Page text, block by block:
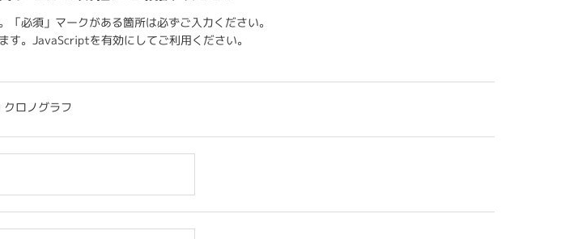
必須」マークがある箇所は必ずご入力ください。
。JavaScriptを有効にしてご利用ください。
ロノグラフ